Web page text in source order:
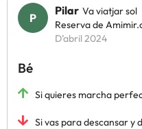
Pilar Va viatjar sol
Reserva de
D’abril 2024
Bé
Si quieres marcha
Si vas para descansar y